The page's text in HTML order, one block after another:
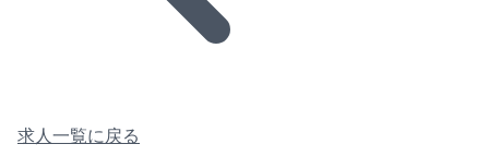
求人一覧に戻る